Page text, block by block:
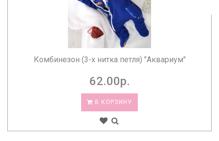
Комбинезон (3-х нитка петля) "Аквариум"
62.00р.
В КОРЗИНУ